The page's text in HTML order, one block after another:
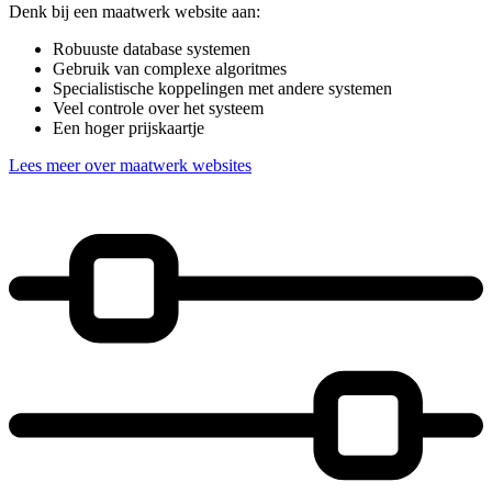
Denk bij een maatwerk website aan:
Robuuste database systemen
Gebruik van complexe algoritmes
Specialistische koppelingen met andere systemen
Veel controle over het systeem
Een hoger prijskaartje
Lees meer over maatwerk websites